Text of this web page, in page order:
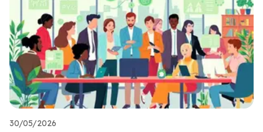
30/05/2026